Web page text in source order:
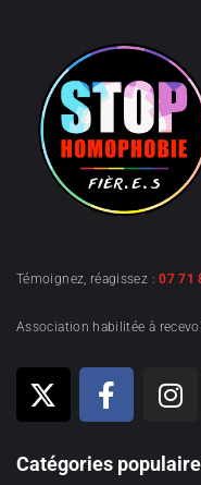
Témoignez, réagissez :07 71
Association habilitée à
Catégories